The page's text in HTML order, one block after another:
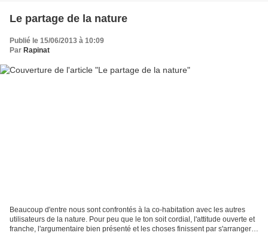
Le partage de la nature
Publié le 15/06/2013 à 10:09
Par Rapinat
Beaucoup d'entre nous sont confrontés à la co-habitation avec les autres
utilisateurs de la nature. Pour peu que le ton soit cordial, l'attitude ouverte et
franche, l'argumentaire bien présenté et les choses finissent par s'arranger,